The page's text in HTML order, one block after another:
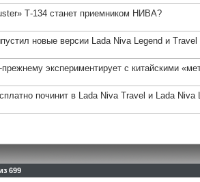
Т-134 станет приемником НИВА?
новые версии Lada Niva Legend и Travel
экспериментирует с китайскими
починит в Lada Niva Travel и Lada Niva
699